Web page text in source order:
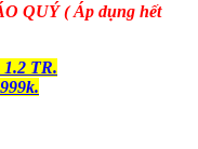
QUÝ ( Áp dụng hết
TR.